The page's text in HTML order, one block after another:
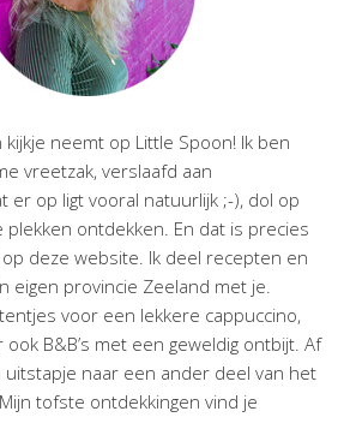
neemt op Little Spoon! Ik ben
vreetzak, verslaafd aan
er op ligt vooral natuurlijk ;-), dol op
ontdekken. En dat is precies
deze website. Ik deel recepten en
eigen provincie Zeeland met je.
voor een lekkere cappuccino,
B&B’s met een geweldig ontbijt. Af
uitstapje naar een ander deel van het
tofste ontdekkingen vind je